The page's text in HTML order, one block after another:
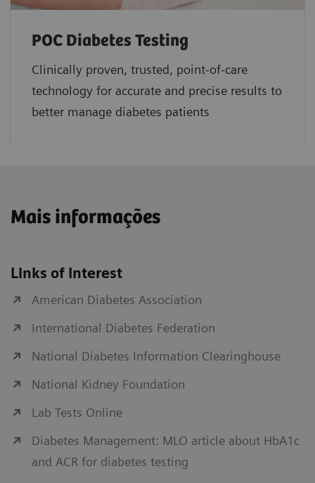
POC Diabetes Testing
Clinically proven, trusted, point-of-care
technology for accurate and precise results to
better manage diabetes patients
Mais informações
Links of Interest
American Diabetes Association
International Diabetes Federation
National Diabetes Information Clearinghouse
National Kidney Foundation
Lab Tests Online
Diabetes Management: MLO article about HbA1c
and ACR for diabetes testing